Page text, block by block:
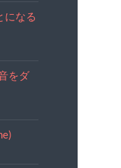
になる
をダ